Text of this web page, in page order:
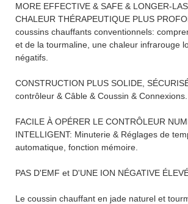
MORE EFFECTIVE & SAFE & LONGER-
CHALEUR THÉRAPEUTIQUE PLUS
coussins chauffants conventionnels:
et de la tourmaline, une chaleur infrarouge
négatifs.
CONSTRUCTION PLUS SOLIDE,
contrôleur & Câble & Coussin & Connexions.
FACILE À OPÉRER LE CONTRÔLEUR
INTELLIGENT: Minuterie & Réglages de
automatique, fonction mémoire.
PAS D'EMF et D'UNE ION NÉGATIVE
Le coussin chauffant en jade naturel et